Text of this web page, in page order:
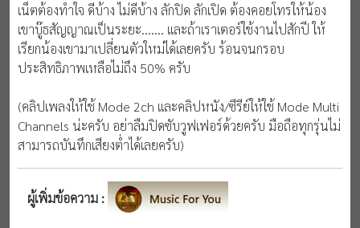
เน็ตต้องทำใจ ดีบ้าง ไม่ดีบ้าง ลักปิด ลักเปิด ต้องคอยโทรให้น้อง
เขาบู๊ธสัญญาณเป็นระยะ....... และถ้าเราเตอร์ใช้งานไปสักปี ให้
เรียกน้องเขามาเปลี่ยนตัวใหม่ได้เลยครับ ร้อนจนกรอบ
ประสิทธิภาพเหลือไม่ถึง 50% ครับ
(คลิปเพลงให้ใช้ Mode 2ch และคลิปหนัง/ซีรีย์ให้ใช้ Mode Multi
Channels น่ะครับ อย่าลืมปิดซับวูฟเฟอร์ด้วยครับ มือถือทุกรุ่นไม่
สามารถบันทึกเสียงต่ำได้เลยครับ)
ผู้เพิ่มข้อความ :